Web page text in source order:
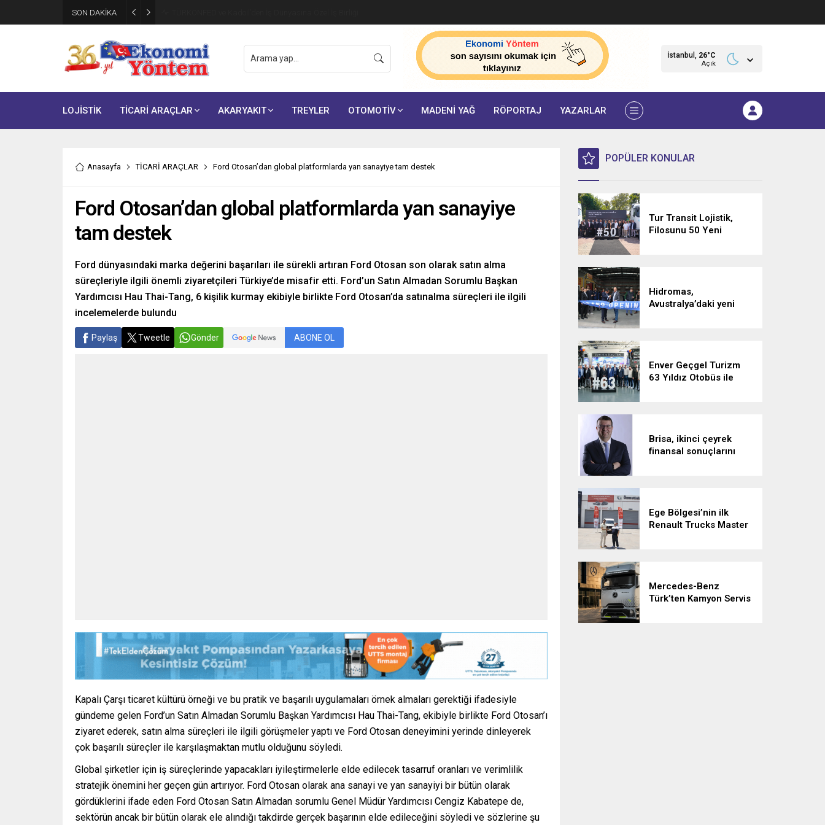
SON DAKİKA
İstanbul, 26°C
Açık
LOJİSTİK TİCARİ ARAÇLAR AKARYAKIT TREYLER OTOMOTİV MADENİ YAĞ RÖPORTAJ YAZARLAR
Anasayfa TİCARİ ARAÇLAR Ford Otosan’dan global platformlarda yan sanayiye tam destek
Ford Otosan’dan global platformlarda yan sanayiye
tam destek
Ford dünyasındaki marka değerini başarıları ile sürekli artıran Ford Otosan son olarak satın alma
süreçleriyle ilgili önemli ziyaretçileri Türkiye’de misafir etti. Ford’un Satın Almadan Sorumlu Başkan
Yardımcısı Hau Thai-Tang, 6 kişilik kurmay ekibiyle birlikte Ford Otosan’da satınalma süreçleri ile ilgili
incelemelerde bulundu
Paylaş Tweetle Gönder ABONE OL
Kapalı Çarşı ticaret kültürü örneği ve bu pratik ve başarılı uygulamaları örnek almaları gerektiği ifadesiyle
gündeme gelen Ford’un Satın Almadan Sorumlu Başkan Yardımcısı Hau Thai-Tang, ekibiyle birlikte Ford Otosan’ı
ziyaret ederek, satın alma süreçleri ile ilgili görüşmeler yaptı ve Ford Otosan deneyimini yerinde dinleyerek
çok başarılı süreçler ile karşılaşmaktan mutlu olduğunu söyledi.
Global şirketler için iş süreçlerinde yapacakları iyileştirmelerle elde edilecek tasarruf oranları ve verimlilik
stratejik önemini her geçen gün artırıyor. Ford Otosan olarak ana sanayi ve yan sanayiyi bir bütün olarak
gördüklerini ifade eden Ford Otosan Satın Almadan sorumlu Genel Müdür Yardımcısı Cengiz Kabatepe de,
sektörün ancak bir bütün olarak ele alındığı takdirde gerçek başarının elde edileceğini söyledi ve sözlerine şu
POPÜLER KONULAR
Tur Transit Lojistik,
Filosunu 50 Yeni
Hidromas,
Avustralya’daki yeni
Enver Geçgel Turizm
63 Yıldız Otobüs ile
Brisa, ikinci çeyrek
finansal sonuçlarını
Ege Bölgesi’nin ilk
Renault Trucks Master
Mercedes-Benz
Türk’ten Kamyon Servis